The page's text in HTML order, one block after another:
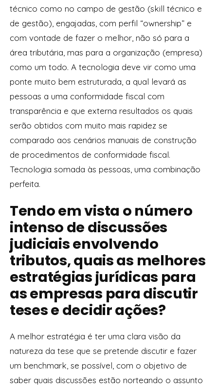
técnico como no campo de gestão (skill técnico e
de gestão), engajadas, com perfil “ownership” e
com vontade de fazer o melhor, não só para a
área tributária, mas para a organização (empresa)
como um todo. A tecnologia deve vir como uma
ponte muito bem estruturada, a qual levará as
pessoas a uma conformidade fiscal com
transparência e que externa resultados os quais
serão obtidos com muito mais rapidez se
comparado aos cenários manuais de construção
de procedimentos de conformidade fiscal.
Tecnologia somada às pessoas, uma combinação
perfeita.
Tendo em vista o número
intenso de discussões
judiciais envolvendo
tributos, quais as melhores
estratégias jurídicas para
as empresas para discutir
teses e decidir ações?
A melhor estratégia é ter uma clara visão da
natureza da tese que se pretende discutir e fazer
um benchmark, se possível, com o objetivo de
saber quais discussões estão norteando o assunto